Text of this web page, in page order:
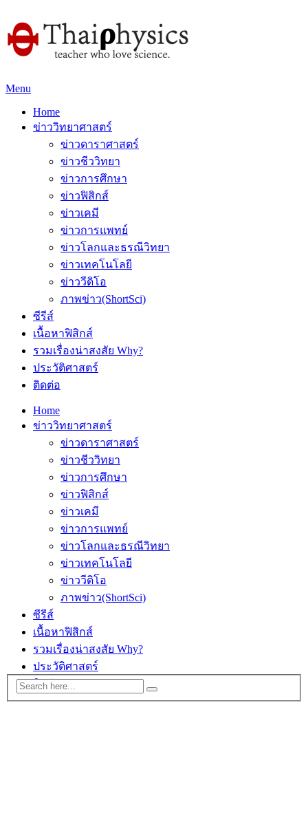
Menu
Home
ข่าววิทยาศาสตร์
ข่าวดาราศาสตร์
ข่าวชีววิทยา
ข่าวการศึกษา
ข่าวฟิสิกส์
ข่าวเคมี
ข่าวการแพทย์
ข่าวโลกและธรณีวิทยา
ข่าวเทคโนโลยี
ข่าววีดิโอ
ภาพข่าว(ShortSci)
ซีรีส์
เนื้อหาฟิสิกส์
รวมเรื่องน่าสงสัย Why?
ประวัติศาสตร์
ติดต่อ
Home
ข่าววิทยาศาสตร์
ข่าวดาราศาสตร์
ข่าวชีววิทยา
ข่าวการศึกษา
ข่าวฟิสิกส์
ข่าวเคมี
ข่าวการแพทย์
ข่าวโลกและธรณีวิทยา
ข่าวเทคโนโลยี
ข่าววีดิโอ
ภาพข่าว(ShortSci)
ซีรีส์
เนื้อหาฟิสิกส์
รวมเรื่องน่าสงสัย Why?
ประวัติศาสตร์
ติดต่อ